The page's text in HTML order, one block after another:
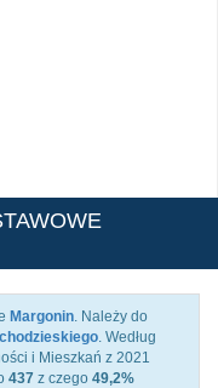
Margonin. Należy do
. Według
i Mieszkań z 2021
437 z czego 49,2%